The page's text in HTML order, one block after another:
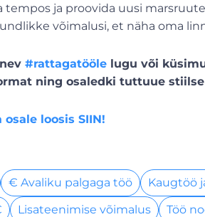
tempos ja proovida uusi
võimalusi, et näha oma
#rattagatööle lugu või
ning osaledki tuttuue
loosis SIIN!
€ Avaliku palgaga töö
Kaugtöö
Lisateenimise võimalus Töö